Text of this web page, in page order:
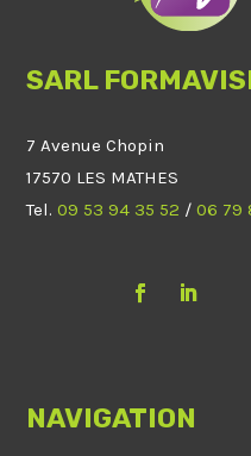
SARL
7 Avenue Chopin
17570 LES MATHES
Tel.09 53 94 35 52 /06 79
NAVIGATION